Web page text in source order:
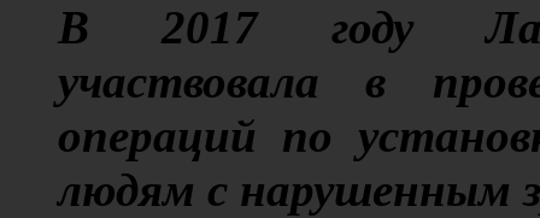
В 2017 году
участвовала в
операций по
людям с нарушенным